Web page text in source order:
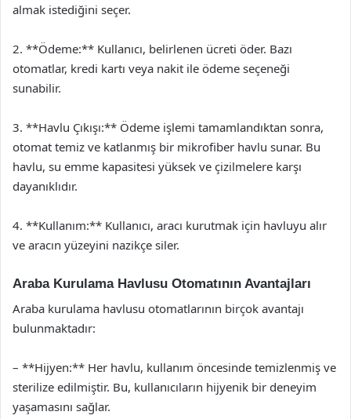
almak istediğini seçer.
2. **Ödeme:** Kullanıcı, belirlenen ücreti öder. Bazı
otomatlar, kredi kartı veya nakit ile ödeme seçeneği
sunabilir.
3. **Havlu Çıkışı:** Ödeme işlemi tamamlandıktan sonra,
otomat temiz ve katlanmış bir mikrofiber havlu sunar. Bu
havlu, su emme kapasitesi yüksek ve çizilmelere karşı
dayanıklıdır.
4. **Kullanım:** Kullanıcı, aracı kurutmak için havluyu alır
ve aracın yüzeyini nazikçe siler.
Araba Kurulama Havlusu Otomatının Avantajları
Araba kurulama havlusu otomatlarının birçok avantajı
bulunmaktadır:
– **Hijyen:** Her havlu, kullanım öncesinde temizlenmiş ve
sterilize edilmiştir. Bu, kullanıcıların hijyenik bir deneyim
yaşamasını sağlar.